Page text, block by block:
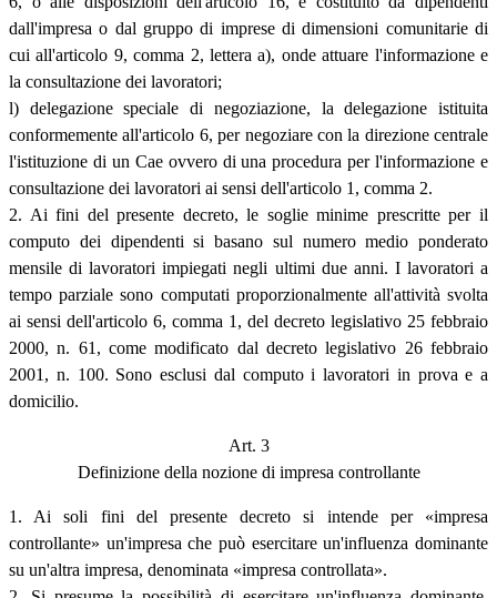
dall'impresa o dal gruppo di imprese di dimensioni comunitarie di
cui all'articolo 9, comma 2, lettera a), onde attuare l'informazione e
la consultazione dei lavoratori;
l) delegazione speciale di negoziazione, la delegazione istituita
conformemente all'articolo 6, per negoziare con la direzione centrale
l'istituzione di un Cae ovvero di una procedura per l'informazione e
consultazione dei lavoratori ai sensi dell'articolo 1, comma 2.
2. Ai fini del presente decreto, le soglie minime prescritte per il
computo dei dipendenti si basano sul numero medio ponderato
mensile di lavoratori impiegati negli ultimi due anni. I lavoratori a
tempo parziale sono computati proporzionalmente all'attività svolta
ai sensi dell'articolo 6, comma 1, del decreto legislativo 25 febbraio
2000, n. 61, come modificato dal decreto legislativo 26 febbraio
2001, n. 100. Sono esclusi dal computo i lavoratori in prova e a
domicilio.
Art. 3
Definizione della nozione di impresa controllante
1. Ai soli fini del presente decreto si intende per «impresa
controllante» un'impresa che può esercitare un'influenza dominante
su un'altra impresa, denominata «impresa controllata».